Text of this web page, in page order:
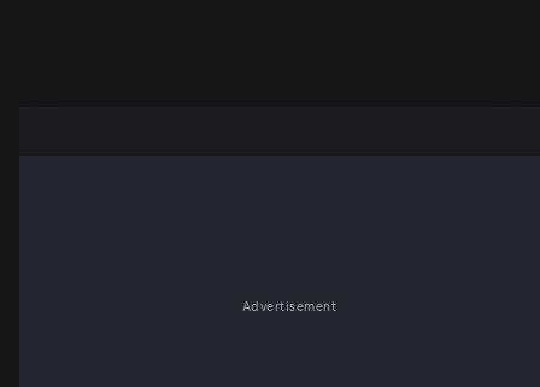
Advertisement